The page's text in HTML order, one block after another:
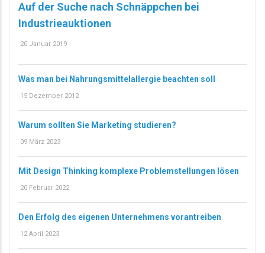
Auf der Suche nach Schnäppchen bei
Industrieauktionen
20 Januar 2019
Was man bei Nahrungsmittelallergie beachten soll
15 Dezember 2012
Warum sollten Sie Marketing studieren?
09 März 2023
Mit Design Thinking komplexe Problemstellungen lösen
20 Februar 2022
Den Erfolg des eigenen Unternehmens vorantreiben
12 April 2023